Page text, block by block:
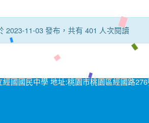
2023-11-03 發布，共有 401 人次閱讀
經國國民中學 地址:桃園市桃園區經國路